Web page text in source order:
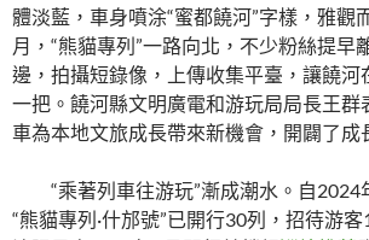
體淡藍，車身噴涂“蜜都饒河”字樣，雅
月，“熊貓專列”一路向北，不少粉絲提早
邊，拍攝短錄像，上傳收集平臺，讓饒河
一把。饒河縣文明廣電和游玩局局長王群
車為本地文旅成長帶來新機會，開闢了成
“乘著列車往游玩”漸成潮水。自2024
“熊貓專列·什邡號”已開行30列，招待游